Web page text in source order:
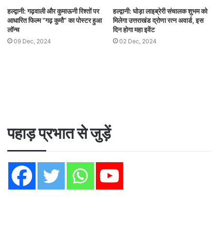
हल्द्वानी: गढ़वाली और कुमाऊनी रिश्तों पर
आधारित फिल्म “गढ़ कुमौ” का पोस्टर हुआ
लॉन्च
09 Dec, 2024
हल्द्वानी: घोड़ा लाइब्रेरी संचालक शुभम को
मिलेगा उत्तराखंड द्रोणा रत्न अवार्ड, इस
दिन होगा महा इवेंट
02 Dec, 2024
पहाड़ प्रभात से जुड़ें